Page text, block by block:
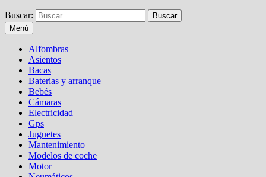
Buscar:
Menú
Alfombras
Asientos
Bacas
Baterias y arranque
Bebés
Cámaras
Electricidad
Gps
Juguetes
Mantenimiento
Modelos de coche
Motor